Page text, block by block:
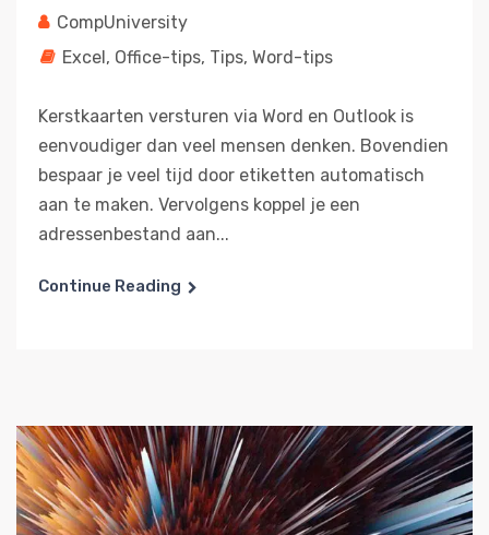
CompUniversity
Excel, Office-tips, Tips, Word-tips
Kerstkaarten versturen via Word en Outlook is
eenvoudiger dan veel mensen denken. Bovendien
bespaar je veel tijd door etiketten automatisch
aan te maken. Vervolgens koppel je een
adressenbestand aan...
Continue Reading